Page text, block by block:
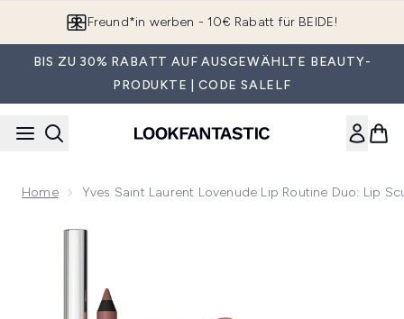
App downloaden & Extra-Rabatte erhalten*
BIS ZU 30% RABATT AUF AUSGEWÄHLTE BEAUTY-
PRODUKTE | CODE SALELF
Home Yves Saint Laurent Lovenude Lip Routine Duo: Lip